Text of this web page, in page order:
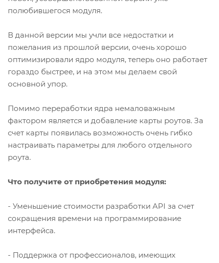
полюбившегося модуля.
В данной версии мы учли все недостатки и
пожелания из прошлой версии, очень хорошо
оптимизировали ядро модуля, теперь оно работает
гораздо быстрее, и на этом мы делаем свой
основной упор.
Помимо переработки ядра немаловажным
фактором является и добавление карты роутов. За
счет карты появилась возможность очень гибко
настраивать параметры для любого отдельного
роута.
Что получите от приобретения модуля:
- Уменьшение стоимости разработки API за счет
сокращения времени на программирование
интерфейса.
- Поддержка от профессионалов, имеющих